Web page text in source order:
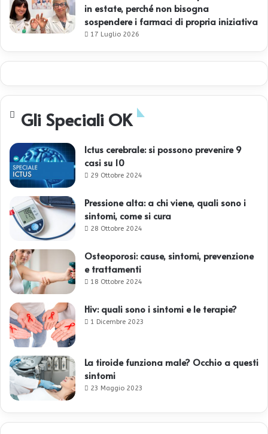
in estate, perché non bisogna
sospendere i farmaci di propria iniziativa
17 Luglio 2026
Gli Speciali OK
Ictus cerebrale: si possono prevenire 9
casi su 10
29 Ottobre 2024
Pressione alta: a chi viene, quali sono i
sintomi, come si cura
28 Ottobre 2024
Osteoporosi: cause, sintomi, prevenzione
e trattamenti
18 Ottobre 2024
Hiv: quali sono i sintomi e le terapie?
1 Dicembre 2023
La tiroide funziona male? Occhio a questi
sintomi
23 Maggio 2023